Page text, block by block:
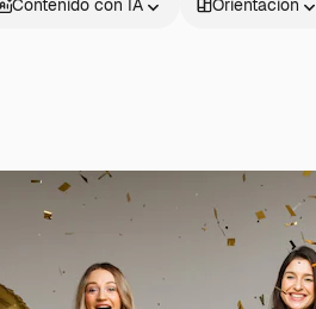
Contenido con IA Orientación
Productos